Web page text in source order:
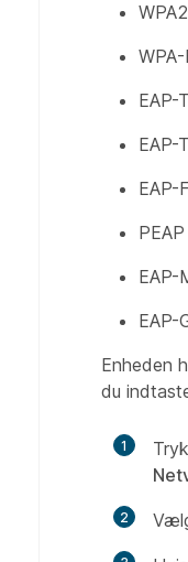
EAP-
EAP-
EAP-
PEAP
EAP-
EAP-
Enheden
du
1
2